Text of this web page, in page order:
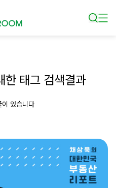
한 태그 검색결과
이 있습니다